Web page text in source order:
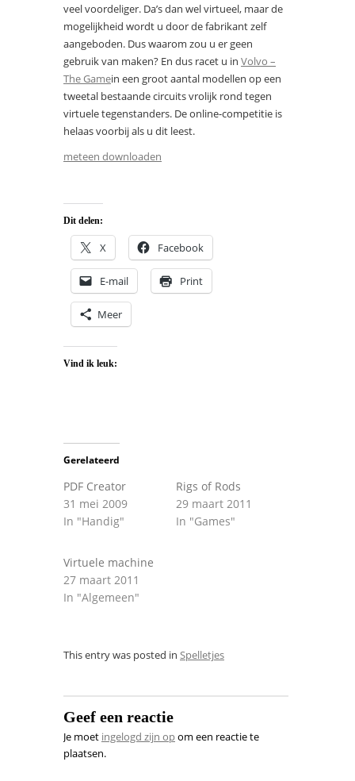
veel voordeliger. Da’s dan wel virtueel, maar de
mogelijkheid wordt u door de fabrikant zelf
aangeboden. Dus waarom zou u er geen
gebruik van maken? En dus racet u in Volvo –
The Gamein een groot aantal modellen op een
tweetal bestaande circuits vrolijk rond tegen
virtuele tegenstanders. De online-competitie is
helaas voorbij als u dit leest.
meteen downloaden
Dit delen:
X Facebook
E-mail Print
Meer
Vind ik leuk:
Gerelateerd
PDF Creator
31 mei 2009
In "Handig"
Rigs of Rods
29 maart 2011
In "Games"
Virtuele machine
27 maart 2011
In "Algemeen"
This entry was posted in Spelletjes
Geef een reactie
Je moet ingelogd zijn opom een reactie te
plaatsen.